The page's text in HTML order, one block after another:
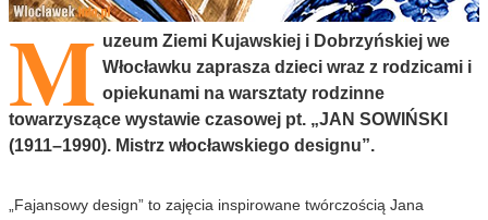
M uzeum Ziemi Kujawskiej i Dobrzyńskiej we
Włocławku zaprasza dzieci wraz z rodzicami i
opiekunami na warsztaty rodzinne
towarzyszące wystawie czasowej pt. „JAN SOWIŃSKI
(1911–1990). Mistrz włocławskiego designu”.
„Fajansowy design” to zajęcia inspirowane twórczością Jana